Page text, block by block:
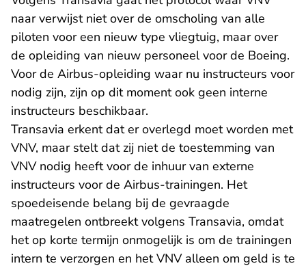
naar verwijst niet over de omscholing van alle
piloten voor een nieuw type vliegtuig, maar over
de opleiding van nieuw personeel voor de Boeing.
Voor de Airbus-opleiding waar nu instructeurs voor
nodig zijn, zijn op dit moment ook geen interne
instructeurs beschikbaar.
Transavia erkent dat er overlegd moet worden met
VNV, maar stelt dat zij niet de toestemming van
VNV nodig heeft voor de inhuur van externe
instructeurs voor de Airbus-trainingen. Het
spoedeisende belang bij de gevraagde
maatregelen ontbreekt volgens Transavia, omdat
het op korte termijn onmogelijk is om de trainingen
intern te verzorgen en het VNV alleen om geld is te